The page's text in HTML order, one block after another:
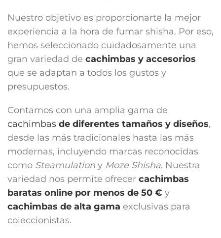
Nuestro objetivo es proporcionarte la mejor
experiencia a la hora de fumar shisha. Por eso,
hemos seleccionado cuidadosamente una
gran variedad de cachimbas y accesorios
que se adaptan a todos los gustos y
presupuestos.
Contamos con una amplia gama de
cachimbas de diferentes tamaños y diseños,
desde las más tradicionales hasta las más
modernas, incluyendo marcas reconocidas
como Steamulation y Moze Shisha. Nuestra
variedad nos permite ofrecer cachimbas
baratas online por menos de 50 € y
cachimbas de alta gama exclusivas para
coleccionistas.